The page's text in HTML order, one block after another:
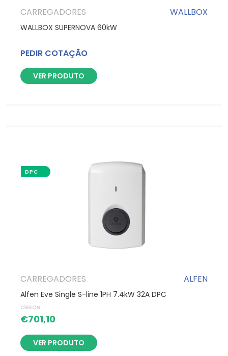
CARREGADORES WALLBOX
WALLBOX SUPERNOVA 60kW
PEDIR COTAÇÃO
VER PRODUTO
CARREGADORES ALFEN
Alfen Eve Single S-line 1PH 7.4kW 32A DPC
desde
€701,10
VER PRODUTO
DPC